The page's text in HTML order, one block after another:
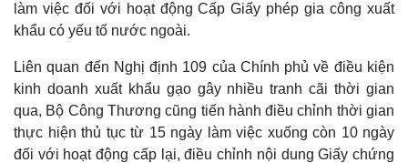
làm việc đối với hoạt động Cấp Giấy phép gia công xuất
khẩu có yếu tố nước ngoài.
Liên quan đến Nghị định 109 của Chính phủ về điều kiện
kinh doanh xuất khẩu gạo gây nhiều tranh cãi thời gian
qua, Bộ Công Thương cũng tiến hành điều chỉnh thời gian
thực hiện thủ tục từ 15 ngày làm việc xuống còn 10 ngày
đối với hoạt động cấp lại, điều chỉnh nội dung Giấy chứng